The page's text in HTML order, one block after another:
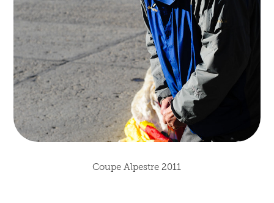
Coupe Alpestre 2011